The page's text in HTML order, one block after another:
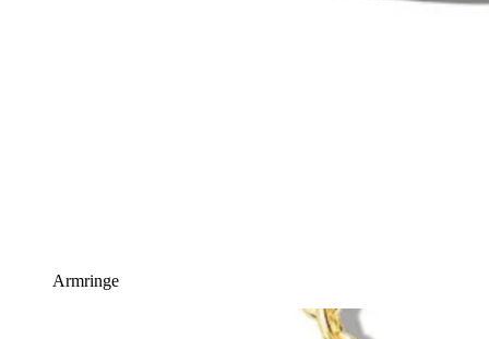
Armringe